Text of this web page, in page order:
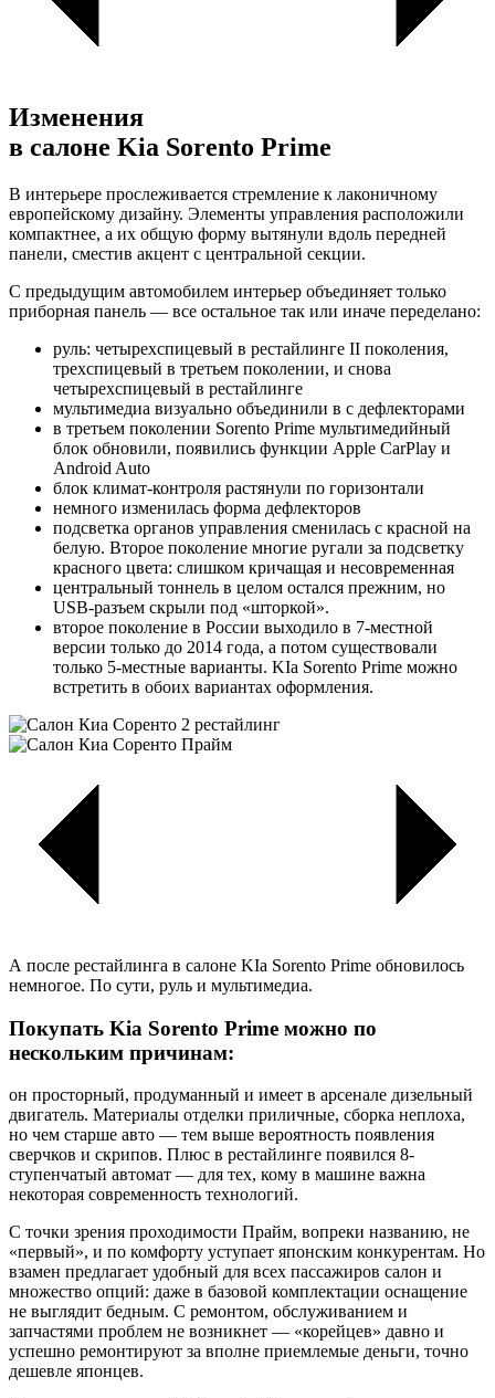
Изменения
в салоне Kia Sorento Prime
В интерьере прослеживается стремление к лаконичному
европейскому дизайну. Элементы управления расположили
компактнее, а их общую форму вытянули вдоль передней
панели, сместив акцент с центральной секции.
С предыдущим автомобилем интерьер объединяет только
приборная панель — все остальное так или иначе переделано:
руль: четырехспицевый в рестайлинге II поколения,
трехспицевый в третьем поколении, и снова
четырехспицевый в рестайлинге
мультимедиа визуально объединили в с дефлекторами
в третьем поколении Sorento Prime мультимедийный
блок обновили, появились функции Apple CarPlay и
Android Auto
блок климат-контроля растянули по горизонтали
немного изменилась форма дефлекторов
подсветка органов управления сменилась с красной на
белую. Второе поколение многие ругали за подсветку
красного цвета: слишком кричащая и несовременная
центральный тоннель в целом остался прежним, но
USB-разъем скрыли под «шторкой».
второе поколение в России выходило в 7-местной
версии только до 2014 года, а потом существовали
только 5-местные варианты. KIa Sorento Prime можно
встретить в обоих вариантах оформления.
А после рестайлинга в салоне KIa Sorento Prime обновилось
немногое. По сути, руль и мультимедиа.
Покупать Kia Sorento Prime можно по
нескольким причинам:
он просторный, продуманный и имеет в арсенале дизельный
двигатель. Материалы отделки приличные, сборка неплоха,
но чем старше авто — тем выше вероятность появления
сверчков и скрипов. Плюс в рестайлинге появился 8-
ступенчатый автомат — для тех, кому в машине важна
некоторая современность технологий.
С точки зрения проходимости Прайм, вопреки названию, не
«первый», и по комфорту уступает японским конкурентам. Но
взамен предлагает удобный для всех пассажиров салон и
множество опций: даже в базовой комплектации оснащение
не выглядит бедным. С ремонтом, обслуживанием и
запчастями проблем не возникнет — «корейцев» давно и
успешно ремонтируют за вполне приемлемые деньги, точно
дешевле японцев.